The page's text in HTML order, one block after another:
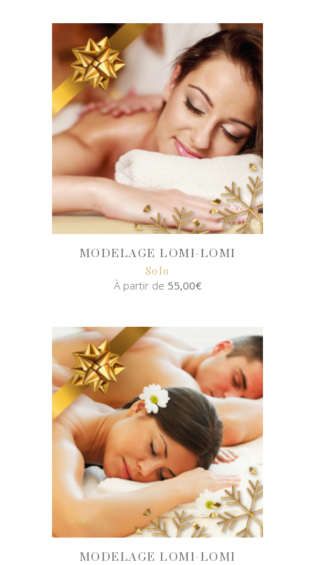
SELECT
OPTIONS
MODELAGE LOMI-LOMI
Solo
À partir de 55,00€
SELECT
OPTIONS
MODELAGE LOMI-LOMI